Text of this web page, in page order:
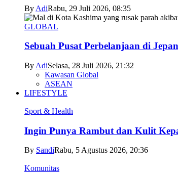
By AdiRabu, 29 Juli 2026, 08:35
GLOBAL
Sebuah Pusat Perbelanjaan di
By AdiSelasa, 28 Juli 2026, 21:32
Kawasan Global
ASEAN
LIFESTYLE
Sport & Health
Ingin Punya Rambut dan Kulit
By SandiRabu, 5 Agustus 2026, 20:36
Komunitas